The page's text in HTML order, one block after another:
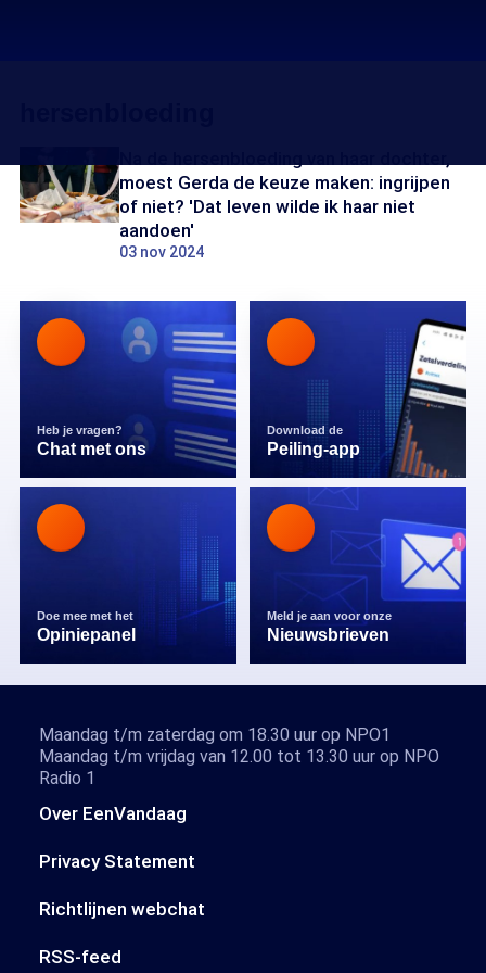
moest Gerda de keuze maken: ingrijpen
of niet? 'Dat leven wilde ik haar niet
aandoen'
03 nov 2024
Heb je vragen?
Chat met ons
Download de
Peiling-app
Doe mee met het
Opiniepanel
Meld je aan voor onze
Nieuwsbrieven
Over EenVandaag
Privacy Statement
Richtlijnen webchat
RSS-feed
Maandag t/m zaterdag om 18.30 uur op NPO1
Maandag t/m vrijdag van 12.00 tot 13.30 uur op NPO
Radio 1